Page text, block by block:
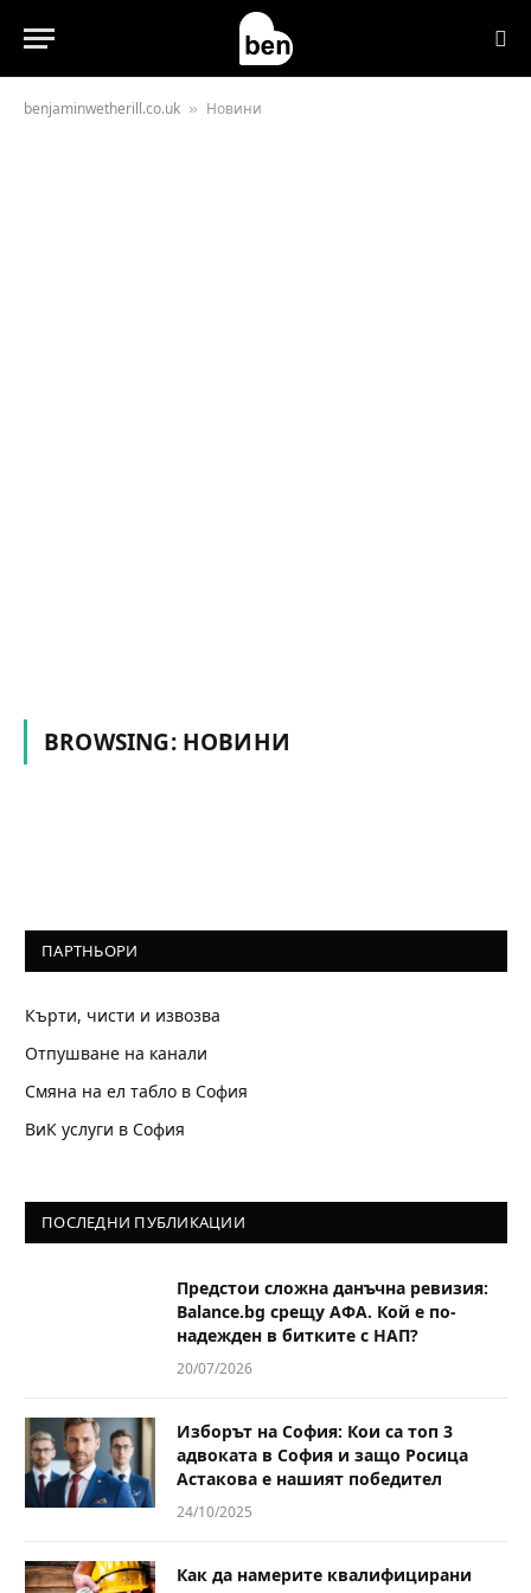
benjaminwetherill.co.uk » Новини
BROWSING: НОВИНИ
ПАРТНЬОРИ
Кърти, чисти и извозва
Отпушване на канали
Смяна на ел табло в София
ВиК услуги в София
ПОСЛЕДНИ ПУБЛИКАЦИИ
Предстои сложна данъчна ревизия:
Balance.bg срещу АФА. Кой е по-
надежден в битките с НАП?
20/07/2026
Изборът на София: Кои са топ 3
адвоката в София и защо Росица
Астакова е нашият победител
24/10/2025
Как да намерите квалифицирани